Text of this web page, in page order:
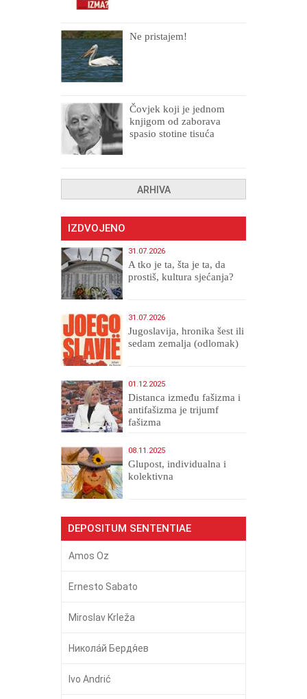
Ne pristajem!
Čovjek koji je jednom
knjigom od zaborava
spasio stotine tisuća
ARHIVA
IZDVOJENO
31.07.2026
A tko je ta, šta je ta, da
prostiš, kultura sjećanja?
31.07.2026
Jugoslavija, hronika šest ili
sedam zemalja (odlomak)
01.12.2025
Distanca između fašizma i
antifašizma je trijumf
fašizma
08.11.2025
Glupost, individualna i
kolektivna
DEPOSITUM SENTENTIAE
Amos Oz
Ernesto Sabato
Miroslav Krleža
Никола́й Бердя́ев
Ivo Andrić